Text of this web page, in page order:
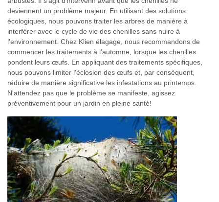
deviennent un problème majeur. En utilisant des solutions
écologiques, nous pouvons traiter les arbres de manière à
interférer avec le cycle de vie des chenilles sans nuire à
l'environnement. Chez Klien élagage, nous recommandons de
commencer les traitements à l'automne, lorsque les chenilles
pondent leurs œufs. En appliquant des traitements spécifiques,
nous pouvons limiter l'éclosion des œufs et, par conséquent,
réduire de manière significative les infestations au printemps.
N'attendez pas que le problème se manifeste, agissez
préventivement pour un jardin en pleine santé!